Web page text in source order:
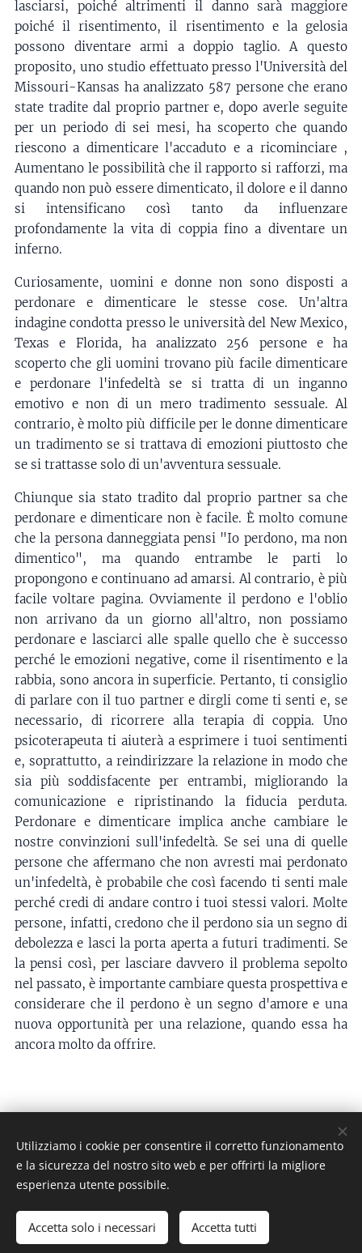
lasciarsi, poiché altrimenti il danno sarà maggiore
poiché il risentimento, il risentimento e la gelosia
possono diventare armi a doppio taglio. A questo
proposito, uno studio effettuato presso l'Università del
Missouri-Kansas ha analizzato 587 persone che erano
state tradite dal proprio partner e, dopo averle seguite
per un periodo di sei mesi, ha scoperto che quando
riescono a dimenticare l'accaduto e a ricominciare ,
Aumentano le possibilità che il rapporto si rafforzi, ma
quando non può essere dimenticato, il dolore e il danno
si intensificano così tanto da influenzare
profondamente la vita di coppia fino a diventare un
inferno.
Curiosamente, uomini e donne non sono disposti a
perdonare e dimenticare le stesse cose. Un'altra
indagine condotta presso le università del New Mexico,
Texas e Florida, ha analizzato 256 persone e ha
scoperto che gli uomini trovano più facile dimenticare
e perdonare l'infedeltà se si tratta di un inganno
emotivo e non di un mero tradimento sessuale. Al
contrario, è molto più difficile per le donne dimenticare
un tradimento se si trattava di emozioni piuttosto che
se si trattasse solo di un'avventura sessuale.
Chiunque sia stato tradito dal proprio partner sa che
perdonare e dimenticare non è facile. È molto comune
che la persona danneggiata pensi "Io perdono, ma non
dimentico", ma quando entrambe le parti lo
propongono e continuano ad amarsi. Al contrario, è più
facile voltare pagina. Ovviamente il perdono e l'oblio
non arrivano da un giorno all'altro, non possiamo
perdonare e lasciarci alle spalle quello che è successo
perché le emozioni negative, come il risentimento e la
rabbia, sono ancora in superficie. Pertanto, ti consiglio
di parlare con il tuo partner e dirgli come ti senti e, se
necessario, di ricorrere alla terapia di coppia. Uno
psicoterapeuta ti aiuterà a esprimere i tuoi sentimenti
e, soprattutto, a reindirizzare la relazione in modo che
sia più soddisfacente per entrambi, migliorando la
comunicazione e ripristinando la fiducia perduta.
Perdonare e dimenticare implica anche cambiare le
nostre convinzioni sull'infedeltà. Se sei una di quelle
persone che affermano che non avresti mai perdonato
un'infedeltà, è probabile che così facendo ti senti male
perché credi di andare contro i tuoi stessi valori. Molte
persone, infatti, credono che il perdono sia un segno di
debolezza e lasci la porta aperta a futuri tradimenti. Se
la pensi così, per lasciare davvero il problema sepolto
nel passato, è importante cambiare questa prospettiva e
considerare che il perdono è un segno d'amore e una
nuova opportunità per una relazione, quando essa ha
ancora molto da offrire.
© 2026 Dott. Maurizio Sgambati - P.I. 01577670936 - È
severamente vietata la riproduzione.
Iscritto all'Ordine degli Psicologi del Friuli Venezia Giulia
Cookies
Utilizziamo i cookie per consentire il corretto funzionamento
e la sicurezza del nostro sito web e per offrirti la migliore
esperienza utente possibile.
Accetta solo i necessari Accetta tutti